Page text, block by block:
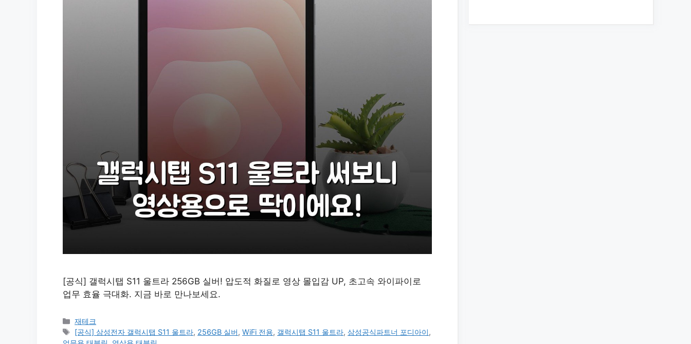
[공식] 갤럭시탭 S11 울트라 256GB 실버! 압도적 화질로 영상 몰입감 UP, 초고속 와이파이로
업무 효율 극대화. 지금 바로 만나보세요.
카
테
재테크
태
[공식] 삼성전자 갤럭시탭 S11 울트라, 256GB 실버,WiFi 전용, 갤럭시탭 S11 울트라,삼성공식파트너 포디아이,